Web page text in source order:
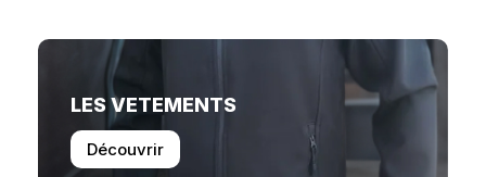
LES VETEMENTS
Découvrir